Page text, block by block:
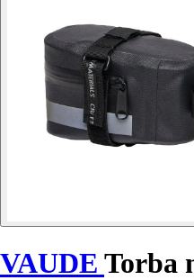
VAUDE Torba